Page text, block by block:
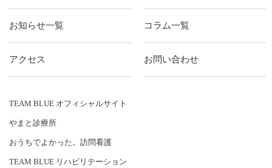
お知らせ一覧 コラム一覧
アクセス お問い合わせ
TEAM BLUE オフィシャルサイト
やまと診療所
おうちでよかった。訪問看護
TEAM BLUE リハビリテーション